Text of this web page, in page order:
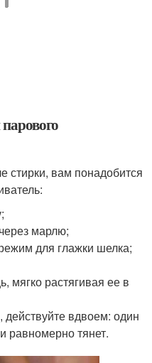
стирки, вам понадобится
марлю;
для глажки шелка;
мягко растягивая ее в
вдвоем: один
равномерно тянет.